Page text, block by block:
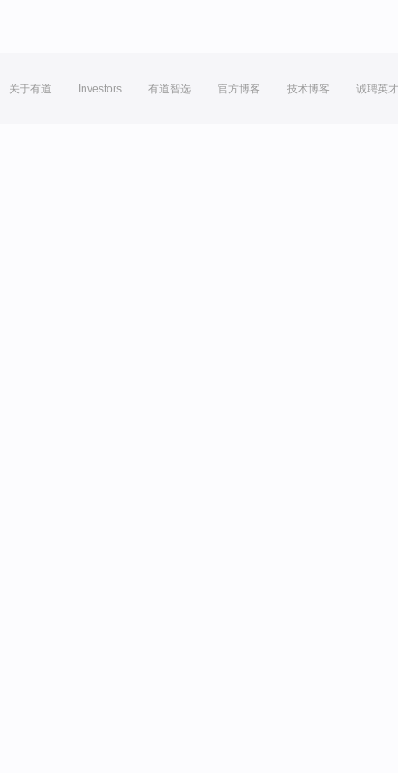
关于有道 Investors 有道智选 官方博客 技术博客 诚聘英才